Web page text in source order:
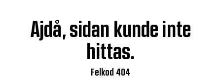
Ajdå, sidan kunde inte
hittas.
Felkod 404